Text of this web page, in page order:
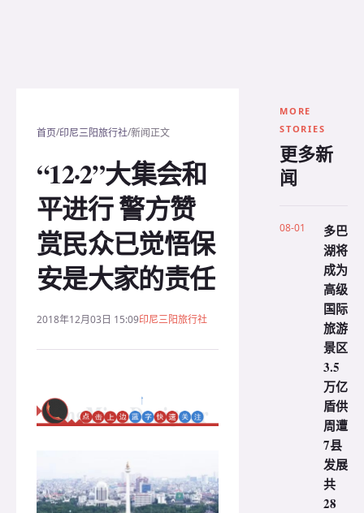
首页/印尼三阳旅行社/新闻正文
“12·2”大集会和
平进行 警方赞
赏民众已觉悟保
安是大家的责任
2018年12月03日 15:09印尼三阳旅行社
MORE
STORIES
更多新
闻
08-01
多巴
湖将
成为
高级
国际
旅游
景区
3.5
万亿
盾供
周遭
7县
发展
共
28